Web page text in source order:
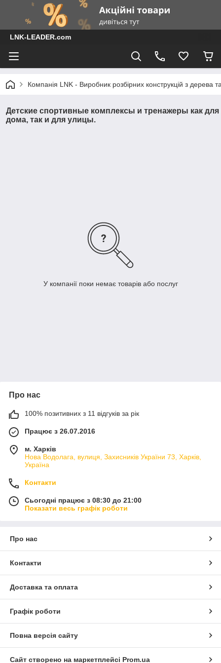
LNK-LEADER.com
Компанія LNK - Виробник розбірних конструкцій з дерева
Детские спортивные комплексы и тренажеры как для
дома, так и для улицы.
У компанії поки немає товарів або послуг
Про нас
100% позитивних з 11 відгуків за рік
Працює з 26.07.2016
м. Харків
Нова Водолага, вулиця, Захисників України 73, Харків,
Україна
Контакти
Сьогодні працює з 08:30 до 21:00
Показати весь графік роботи
Про нас
Контакти
Доставка та оплата
Графік роботи
Повна версія сайту
Сайт створено на маркетплейсі Prom.ua